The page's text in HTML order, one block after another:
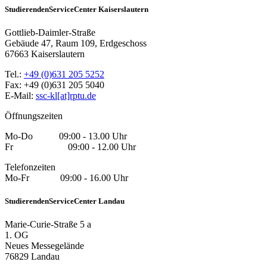
StudierendenServiceCenter Kaiserslautern
Gottlieb-Daimler-Straße
Gebäude 47, Raum 109, Erdgeschoss
67663 Kaiserslautern
Tel.: +49 (0)631 205 5252
Fax: +49 (0)631 205 5040
E-Mail: ssc-kl[at]rptu.de
Öffnungszeiten
Mo-Do 09:00 - 13.00 Uhr
Fr 09:00 - 12.00 Uhr
Telefonzeiten
Mo-Fr 09:00 - 16.00 Uhr
StudierendenServiceCenter Landau
Marie-Curie-Straße 5 a
1. OG
Neues Messegelände
76829 Landau